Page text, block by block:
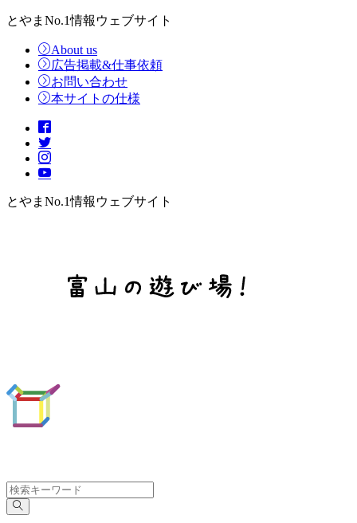
とやまNo.1情報ウェブサイト
About us
広告掲載&仕事依頼
お問い合わせ
本サイトの仕様
とやまNo.1情報ウェブサイト